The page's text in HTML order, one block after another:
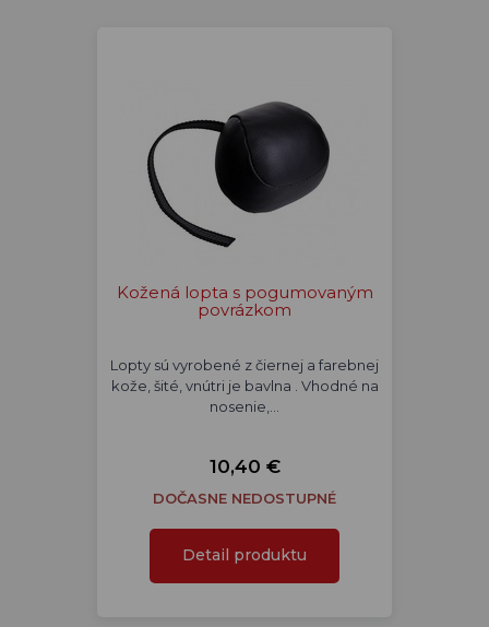
Kožená lopta s pogumovaným
povrázkom
Lopty sú vyrobené z čiernej a farebnej
kože, šité, vnútri je bavlna . Vhodné na
nosenie,…
10,40 €
DOČASNE NEDOSTUPNÉ
Detail produktu